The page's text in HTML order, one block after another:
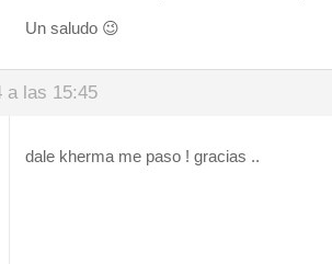
Un saludo 😉
a las 15:45
dale kherma me paso ! gracias ..